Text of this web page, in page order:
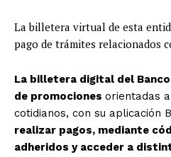
La billetera virtual de esta
pago de trámites relacionados
La billetera digital del
de promociones orientadas
cotidianos, con su aplicación
realizar pagos, mediante
adheridos y acceder a